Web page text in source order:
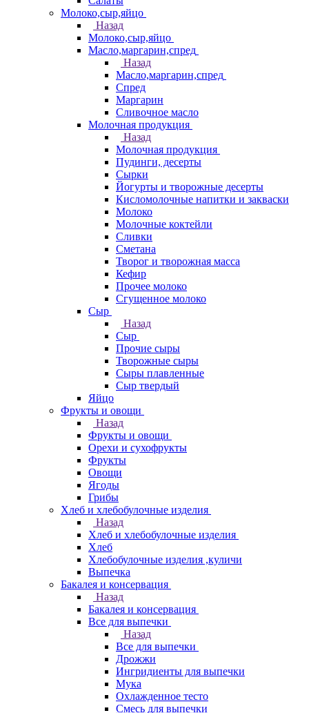
Молоко,сыр,яйцо
Назад
Молоко,сыр,яйцо
Масло,маргарин,спред
Назад
Масло,маргарин,спред
Спред
Маргарин
Сливочное масло
Молочная продукция
Назад
Молочная продукция
Пудинги, десерты
Сырки
Йогурты и творожные десерты
Кисломолочные напитки и закваски
Молоко
Молочные коктейли
Сливки
Сметана
Творог и творожная масса
Кефир
Прочее молоко
Сгущенное молоко
Сыр
Назад
Сыр
Прочие сыры
Творожные сыры
Сыры плавленные
Сыр твердый
Яйцо
Фрукты и овощи
Назад
Фрукты и овощи
Орехи и сухофрукты
Фрукты
Овощи
Ягоды
Грибы
Хлеб и хлебобулочные изделия
Назад
Хлеб и хлебобулочные изделия
Хлеб
Хлебобулочные изделия ,куличи
Выпечка
Бакалея и консервация
Назад
Бакалея и консервация
Все для выпечки
Назад
Все для выпечки
Дрожжи
Ингридиенты для выпечки
Мука
Охлажденное тесто
Смесь для выпечки